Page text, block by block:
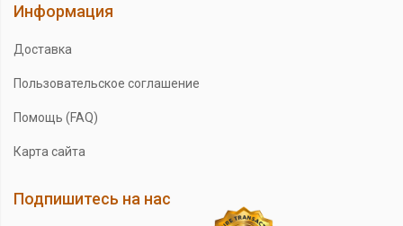
Информация
Доставка
Пользовательское соглашение
Помощь (FAQ)
Карта сайта
Подпишитесь на нас